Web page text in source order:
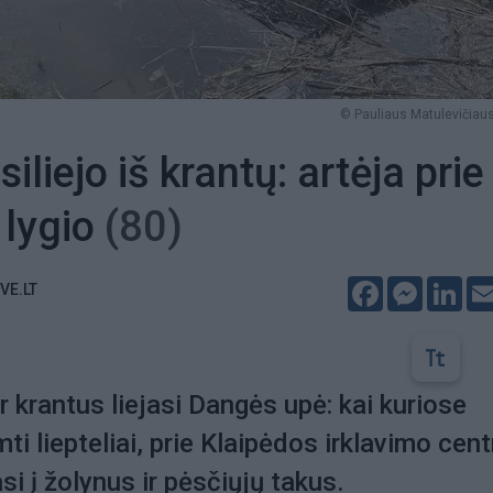
© Pauliaus
iš krantų: artėja prie
(80)
VE.LT Facebook
krantus liejasi Dangės upė: kai kuriose
liepteliai, prie Klaipėdos irklavimo
į žolynus ir pėsčiųjų takus.